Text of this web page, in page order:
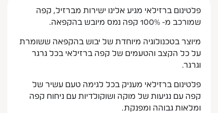
פלטינום ברזילאי מגיע אלינו ישירות מברזיל, קפה
שמורכב מ- 100% קפה נמס מיובש בהקפאה.
מיוצר בטכנולוגיה מיוחדת של יבוש בהקפאה ששומרת
על כל הקצב והטעמים של קפה ברזילאי בכל גרגר
וגרגר.
פלטינום ברזילאי מעניק בכל לגימה טעם עשיר של
קפה עם נגיעות של מוקה ושוקולדיות עם ניחוח קפה
ומלאות גבוהה ומפנקת.